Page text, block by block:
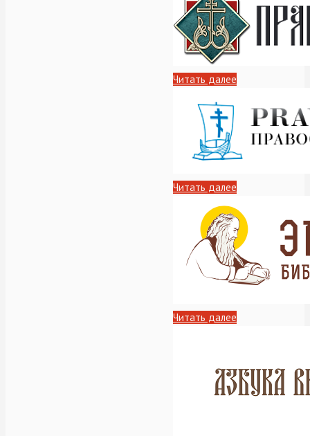
Читать далее
Читать далее
Читать далее